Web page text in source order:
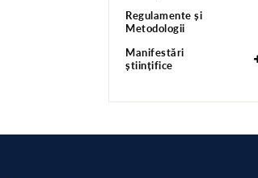
Regulamente și
Metodologii
Manifestări
științifice